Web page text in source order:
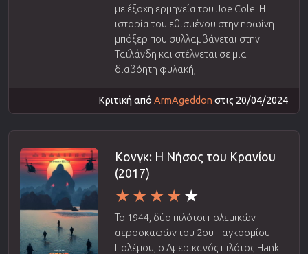
με έξοχη ερμηνεία του Joe Cole. Η
ιστορία του εθισμένου στην ηρωίνη
μπόξερ που συλλαμβάνεται στην
Ταϊλάνδη και στέλνεται σε μια
διαβόητη φυλακή,...
Κριτική από ArmAgeddon στις 20/04/2024
Κονγκ: Η Νήσος του Κρανίου
(2017)
Το 1944, δύο πιλότοι πολεμικών
αεροσκαφών του 2ου Παγκοσμίου
Πολέμου, ο Αμερικανός πιλότος Hank